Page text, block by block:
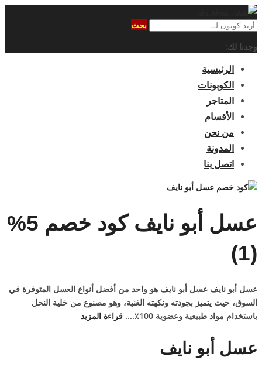
بحث
وجدنا لك:
الرئيسية
الكوبونات
المتاجر
الأقسام
من نحن
المدونة
اتصل بنا
عسل أبو نايف كود خصم 5%
(1)
عسل أبو نايف عسل أبو نايف هو واحد من أفضل أنواع العسل المتوفرة في
السوق، حيث يتميز بجودته ونكهته الغنية، وهو مصنوع من خلية النحل
باستخدام مواد طبيعية وعضوية 100٪....
قراءة المزيد
عسل أبو نايف